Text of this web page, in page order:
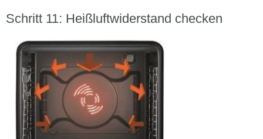
Schritt 11: Heißluftwiderstand checken